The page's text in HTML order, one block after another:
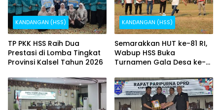
KANDANGAN (HSS)
TP PKK HSS Raih Dua
Prestasi di Lomba Tingkat
Provinsi Kalsel Tahun 2026
KANDANGAN (HSS)
Semarakkan HUT ke-81 RI,
Wabup HSS Buka
Turnamen Gala Desa ke-